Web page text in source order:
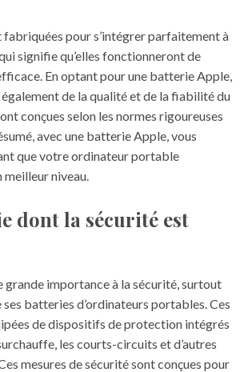
pour s’intégrer parfaitement à
signifie qu’elles fonctionneront de
En optant pour une batterie Apple,
également de la qualité et de la fiabilité du
conçues selon les normes rigoureuses
avec une batterie Apple, vous
que votre ordinateur portable
niveau.
dont la sécurité est
grande importance à la sécurité, surtout
batteries d’ordinateurs portables. Ces
de dispositifs de protection intégrés
les courts-circuits et d’autres
mesures de sécurité sont conçues pour